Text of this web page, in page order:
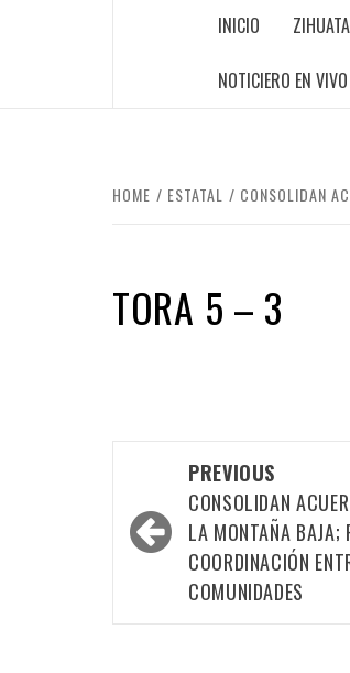
INICIO
NOTICIERO EN VIVO
HOME ESTATAL CONSOLIDAN
TORA 5 – 3
navigation
PREVIOUS
CONSOLIDAN
LA MONTAÑA BAJA;
COORDINACIÓN
COMUNIDADES